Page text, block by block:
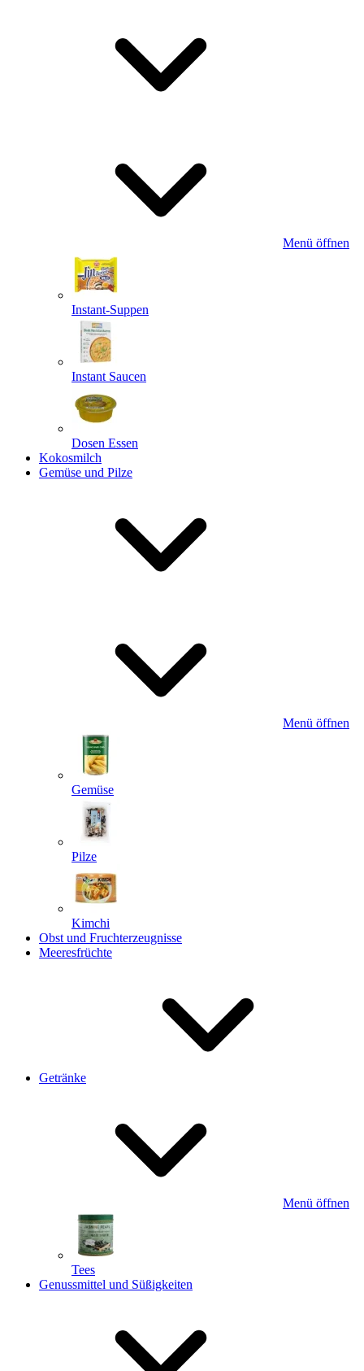
Menü öffnen
Instant-Suppen
Instant Saucen
Dosen Essen
Kokosmilch
Gemüse und Pilze
Menü öffnen
Gemüse
Pilze
Kimchi
Obst und Fruchterzeugnisse
Meeresfrüchte
Getränke
Menü öffnen
Tees
Genussmittel und Süßigkeiten